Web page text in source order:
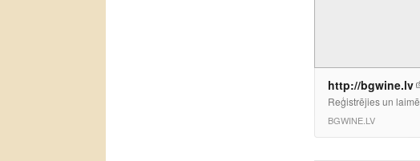
http://bgwine.lv
Reģistrējies un
BGWINE.LV